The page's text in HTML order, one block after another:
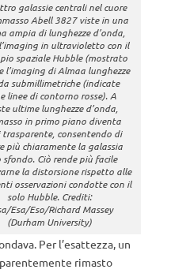
galassie centrali nel cuore
Abell 3827 viste in una
ampia di lunghezze d’onda,
in ultravioletto con il
spaziale Hubble (mostrato
l’imaging di Almaa lunghezze
submillimetriche (indicate
linee di contorno rosse). A
ultime lunghezze d’onda,
in primo piano diventa
trasparente, consentendo di
più chiaramente la galassia
sfondo. Ciò rende più facile
la distorsione rispetto alle
osservazioni condotte con il
solo Hubble. Crediti:
Esa/Eso/Richard Massey
(Durham University)
Per l’esattezza, un
rimasto